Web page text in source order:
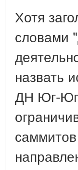
Хотя
словами
назвать
ДН Юг-